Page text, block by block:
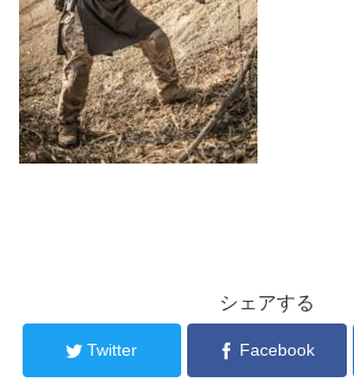
シェアする
Twitter Facebook